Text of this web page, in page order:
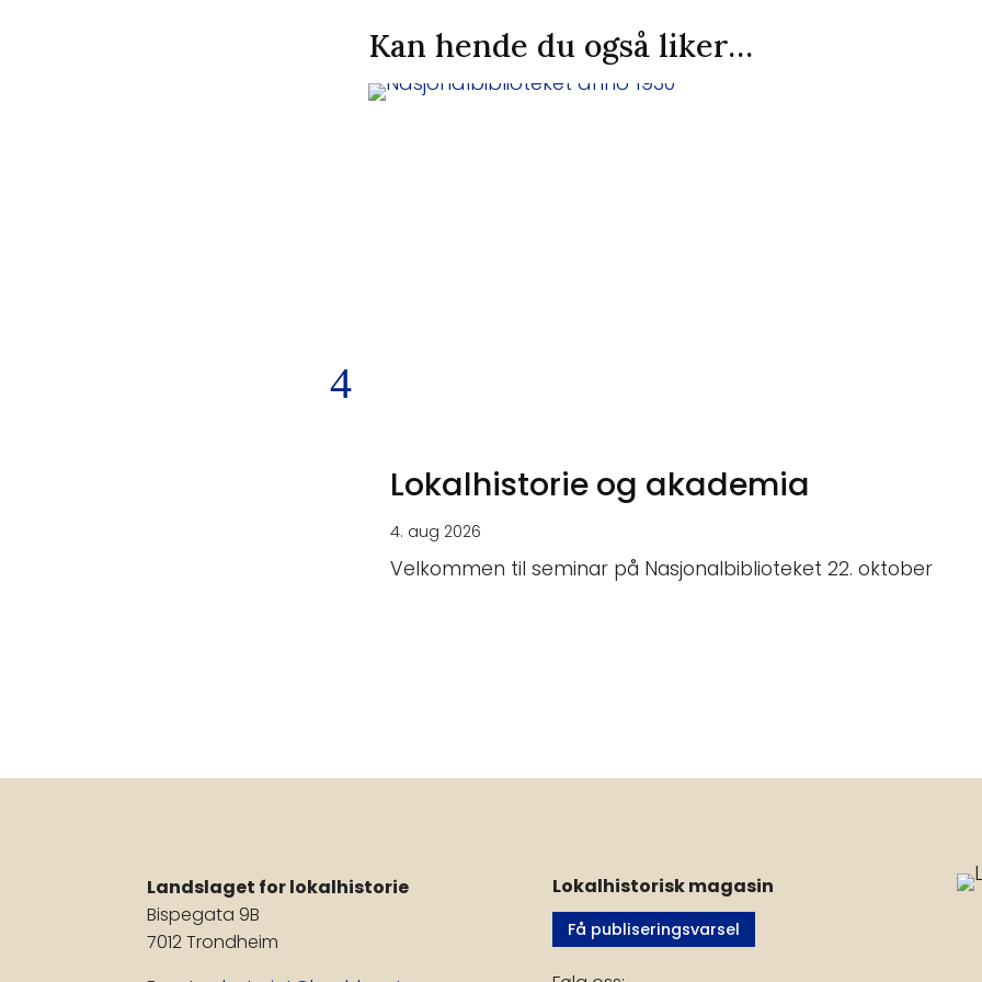
Kan hende du også liker…
Lokalhistorie og akademia
4. aug 2026
Velkommen til seminar på Nasjonalbiblioteket 22. oktober
Landslaget for lokalhistorie
Bispegata 9B
7012 Trondheim
Lokalhistorisk magasin
Få publiseringsvarsel